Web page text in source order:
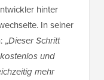
hinter
In seiner
„Dieser Schritt
und
mehr